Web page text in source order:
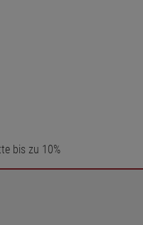
bis zu 10%